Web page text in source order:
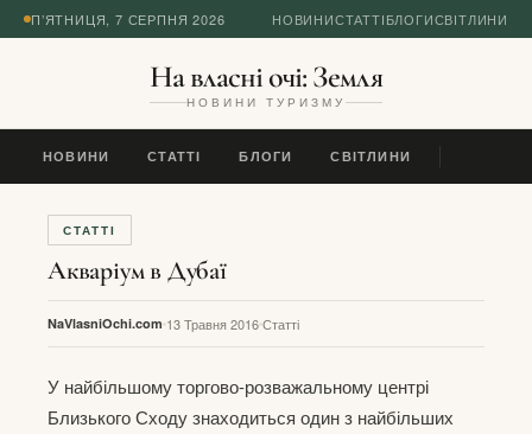
П’ЯТНИЦЯ, 7 СЕРПНЯ 2026 НОВИНИСТАТТІБЛОГИСВІТЛИНИ
На власні очі: Земля
НОВИНИ ТУРИЗМУ
НОВИНИ СТАТТІ БЛОГИ СВІТЛИНИ
СТАТТІ
Акваріум в Дубаї
NaVlasniOchi.com 13 Травня 2016Статті
У найбільшому торгово-розважальному центрі
Близького Сходу знаходиться один з найбільших